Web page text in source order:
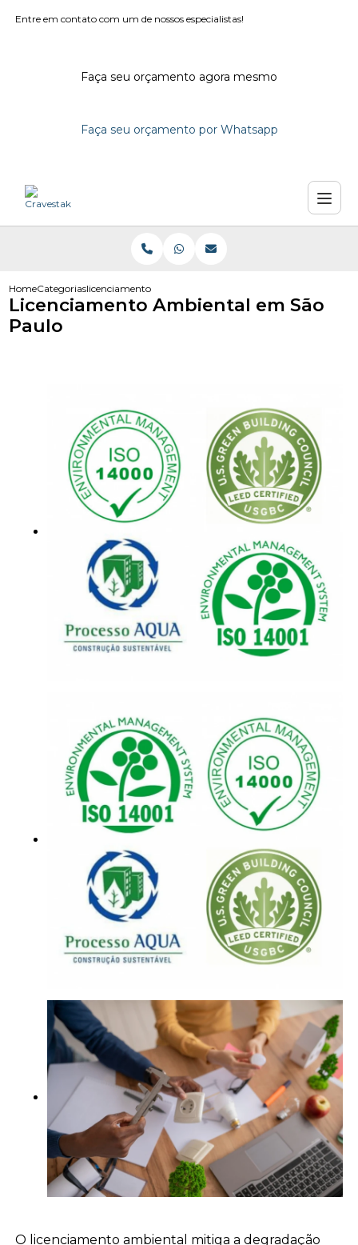
Entre em contato com um de nossos especialistas!
Faça seu orçamento agora mesmo
Faça seu orçamento por Whatsapp
HomeCategoriaslicenciamento ambiental em sao paulo
Licenciamento Ambiental em São
Paulo
O licenciamento ambiental mitiga a degradação